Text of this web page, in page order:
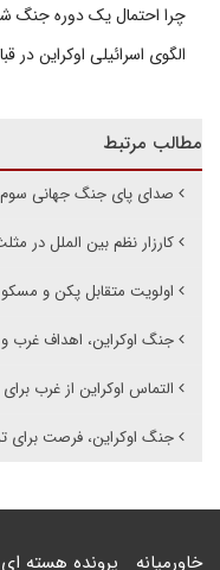
چرا احتمال یک دوره جنگ
الگوی اسرائیلی اوکراین در
مطالب مرتبط
صدای پای جنگ جهانی سوم
کارزار نظم بین الملل در
اولویت متقابل پکن و مسکو
جنگ اوکراین، اهداف غرب
التماس اوکراین از غرب
جنگ اوکراین، فرصت برای
خاورمیانه پرونده هسته ای